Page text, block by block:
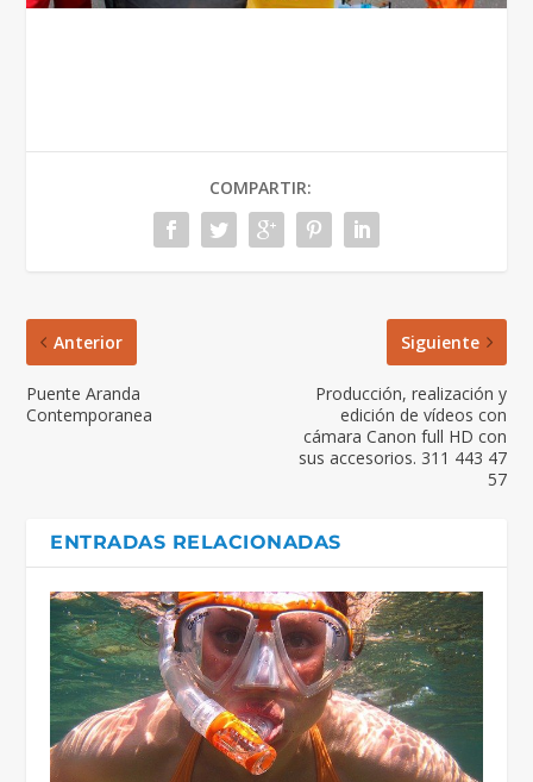
COMPARTIR:
Anterior
Puente Aranda
Contemporanea
Siguiente
Producción, realización y
edición de vídeos con
cámara Canon full HD con
sus accesorios. 311 443 47
57
ENTRADAS RELACIONADAS